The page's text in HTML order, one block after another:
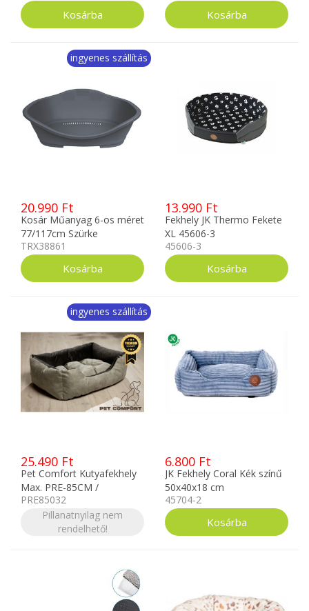
ingyenes szállítás
20.990 Ft
Kosár Műanyag 6-os méret
77/117cm Szürke
TRX38861
TRX38861
13.990 Ft
Fekhely JK Thermo Fekete
XL 45606-3
45606-3
ingyenes szállítás
25.490 Ft
Pet Comfort Kutyafekhely
Max. PRE-85CM /
Csúszásgátlós
PRE85032
Pillanatnyilag nem
rendelhető!
6.800 Ft
JK Fekhely Coral Kék színű
50x40x18 cm
45704-2